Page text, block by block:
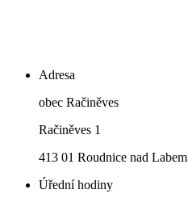
Adresa
obec Račiněves
Račiněves 1
413 01 Roudnice nad Labem
Úřední hodiny